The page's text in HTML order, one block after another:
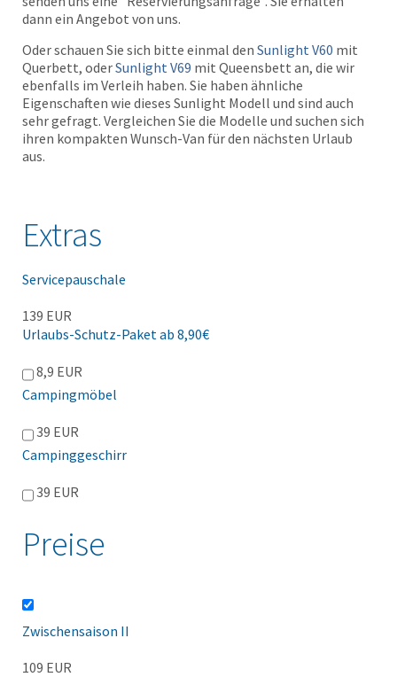
dann ein Angebot von uns.
Oder schauen Sie sich bitte einmal den Sunlight V60 mit
Querbett, oderSunlight V69 mit Queensbett an, die wir
ebenfalls im Verleih haben. Sie haben ähnliche
Eigenschaften wie dieses Sunlight Modell und sind auch
sehr gefragt. Vergleichen Sie die Modelle und suchen sich
ihren kompakten Wunsch-Van für den nächsten Urlaub
aus.
Extras
Servicepauschale
139 EUR
Urlaubs-Schutz-Paket ab 8,90€
8,9 EUR
Campingmöbel
39 EUR
Campinggeschirr
39 EUR
Preise
Zwischensaison II
109 EUR